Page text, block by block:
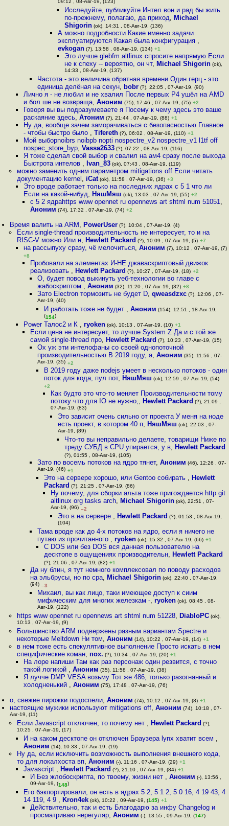
09:12 , 08-Авг-19, (123)
Исследуйте, публикуйте Интел вон и рад бы жить
по-прежнему, полагаю, да приход, Michael
Shigorin(ok), 14:31 , 08-Авг-19, (136)
А можно подробности Какие именно задачи
эксплуатируются Какая была конфигурация ,
evkogan(?), 13:58 , 08-Авг-19, (134) +1
Это лучше glebfm altlinux спросите напрямую Если
не к спеху -- вероятно, он чт, Michael Shigorin(ok),
14:33 , 08-Авг-19, (137)
Частота - это величина обратная времени Один герц - это
единица делёная на секун, bobr(?), 22:05 , 07-Авг-19, (90)
Лично я - не любил и не хвалил После первых P4 ушёл на AMD
и бол ше не возвраща, Аноним (75), 17:46 , 07-Авг-19, (75) +2
Говоря вы вы подразумеваете я Посему к чему здесь это ваше
раскаяние здесь, Атоним (?), 21:44 , 07-Авг-19, (88) +1
Ну да, вообще зачем заморачиваться с безопасностью Главное
- чтобы быстро было , Tifereth(?), 06:02 , 08-Авг-19, (110) +1
Мой выборnoibrs noibpb nopti nospectre_v2 nospectre_v1 l1tf off
nospec_store_byp, Vassa2633(?), 07:22 , 08-Авг-19, (116)
Я тоже сделал свой выбор и свалил на ам4 сразу после выхода
Быстрота интелов , Ivan_83(ok), 07:43 , 08-Авг-19, (119)
можно заменить одним параметром mitigations off Если читать
документацию kernel , iCat(ok), 11:58 , 07-Авг-19, (36) +3
Это вроде работает только на последних ядрах с 5 1 что ли
Если на какой-нибуд, НяшМяш (ok), 13:03 , 07-Авг-19, (55) +2
с 5 2 ядраhttps www opennet ru opennews art shtml num 51051,
Аноним (74), 17:32 , 07-Авг-19, (74) +2
Время валить на ARM , PowerUser (?), 10:04 , 07-Авг-19, (4)
Если single-thread производительность не интересует, то и на
RISC-V можно Или н, Hewlett Packard (?), 10:09 , 07-Авг-19, (5) +7
на рассыпуху сразу, чё мелочиться, Аноним (7), 10:12 , 07-Авг-19, (7)
+8
Пробовали на элементах И-НЕ джаваскриптовый движок
реализовать , Hewlett Packard (?), 10:27 , 07-Авг-19, (18) +2
О, будет повод выкинуть уеб-технологии во главе с
жабоскриптом , Аноним (32), 11:20 , 07-Авг-19, (32) +8
Зато Electron тормозить не будет D, qweasdzxc(?), 12:06 , 07-
Авг-19, (40)
И работать тоже не будет , Аноним (154), 12:51 , 18-Авг-19,
(154)
Power Талос2 и К , ryoken(ok), 10:13 , 07-Авг-19, (10) +1
Если цена не интересует, то лучше System Z Да и с той же
самой single-thread про, Hewlett Packard (?), 10:23 , 07-Авг-19, (15)
Ох уж эти интелофаны со своей однопоточной
производительностью В 2019 году, а, Аноним (35), 11:56 , 07-
Авг-19, (35) +2
В 2019 году даже nodejs умеет в несколько потоков - один
поток для кода, пул пот, НяшМяш (ok), 12:59 , 07-Авг-19, (54)
+2
Как будто это что-то меняет Производительности тому
потоку что для IO не нужно,, Hewlett Packard (?), 21:09 ,
07-Авг-19, (83)
Это зависит очень сильно от проекта У меня на ноде
есть проект, в котором 40 п, НяшМяш (ok), 22:03 , 07-
Авг-19, (89)
Что-то вы неправильно делаете, товарищи Ниже по
треду СУБД в CPU упирается, у в, Hewlett Packard
(?), 01:55 , 08-Авг-19, (105)
Зато по восемь потоков на ядро тянет, Аноним (46), 12:26 , 07-
Авг-19, (46) +1
Это на сервере хорошо, или Gentoo собирать , Hewlett
Packard (?), 21:25 , 07-Авг-19, (86)
Ну почему, для сборки альта тоже пригождается http git
altlinux org tasks arch, Michael Shigorin (ok), 22:51 , 07-
Авг-19, (96) –2
Это в на сервере , Hewlett Packard (?), 01:53 , 08-Авг-19,
(104)
Тама вроде как до 4-х потоков на ядро, если я ничего не
путаю из прочитанного , ryoken(ok), 15:32 , 07-Авг-19, (66) +1
С DOS или без DOS вся данная пользователю на
десктопе в ощущениях производительн, Hewlett Packard
(?), 21:06 , 07-Авг-19, (82) +1
Да ну блин, я тут немного комплексовал по поводу расходов
на эльбрусы, но по сра, Michael Shigorin (ok), 22:40 , 07-Авг-19,
(94) –3
Михаил, вы как лицо, таки имеющее доступ к сиим
мифическим для многих железкам -, ryoken(ok), 08:45 , 08-
Авг-19, (122)
https www opennet ru opennews art shtml num 51228, DiabloPC(ok),
10:13 , 07-Авг-19, (9)
Большинство ARM подвержены разным вариантам Spectre и
некоторые Meltdown Ни том, Аноним (14), 10:22 , 07-Авг-19, (14) +1
в нем тоже есть спекулятивное выполнение Просто искать в нем
специфические коман, пох. (?), 10:34 , 07-Авг-19, (20) +1
На лоре напиши Там как раз персонаж один резвится, с точно
такой логикой , Аноним (35), 11:58 , 07-Авг-19, (38)
Я лучче DMP VESA возьму Тот же 486, только разогнанный и
холодненький , Аноним (75), 17:48 , 07-Авг-19, (76)
o, свежие пирожки подоспели,Аноним (74), 10:12 , 07-Авг-19, (8) +1
настоящие мужики используют mitigations off,Аноним (74), 10:18 , 07-
Авг-19, (11)
Если Javascript отключен, то почему нет , Hewlett Packard (?),
10:25 , 07-Авг-19, (17)
И на каком десктопе он отключен Браузера lynx хватит всем ,
Аноним (14), 10:33 , 07-Авг-19, (19)
Ну да, если исключить возможность выполнения внешнего кода,
то для локалхоста вп, Аноним (-), 11:16 , 07-Авг-19, (29) +1
Javascript , Hewlett Packard (?), 21:10 , 07-Авг-19, (84) +1
И Без жлобоскрипта, по твоему, жизни нет ,Аноним (-), 13:56 ,
09-Авг-19, (148)
Его бэкпортировали, он есть в ядрах 5 2, 5 1 2, 5 0 16, 4 19 43, 4
14 119, 4 9 , Kron4ek(ok), 10:22 , 09-Авг-19, (145) +1
Действительно, так и есть Благодарю за инфу Changelog и
просматриваю нерегуляр,Аноним (-), 13:55 , 09-Авг-19, (147)